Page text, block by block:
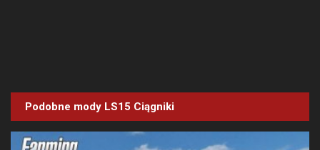
Podobne mody LS15 Ciągniki